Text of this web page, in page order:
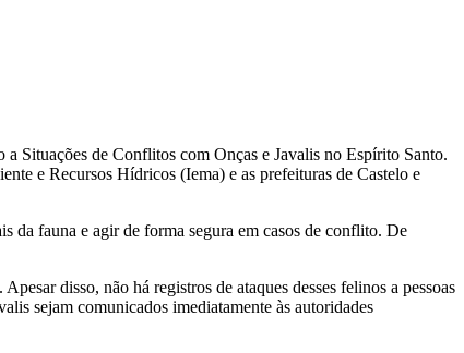
Situações de Conflitos com Onças e Javalis no Espírito Santo.
e Recursos Hídricos (Iema) e as prefeituras de Castelo e
da fauna e agir de forma segura em casos de conflito. De
disso, não há registros de ataques desses felinos a pessoas
sejam comunicados imediatamente às autoridades